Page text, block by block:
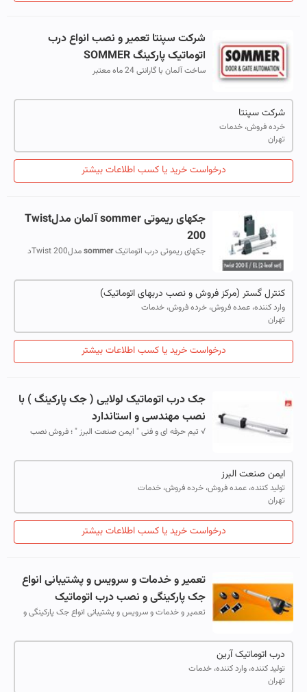
شرکت سپنتا تعمیر و نصب انواع درب
اتوماتیک پارکینگSOMMER
ساخت آلمان با گارانتی 24 ماه معتبر
شرکت سپنتا
خرده فروش، خدمات
تهران
درخواست خرید یا کسب اطلاعات بیشتر
جکهای ریموتیsommer
آلمان مدلTwist
200
جکهای ریموتی درب اتوماتیکsommer
مدلTwist 200د
کنترل گستر (مرکز فروش و نصب دربهای اتوماتیک)
وارد کننده، عمده فروش، خرده فروش، خدمات
تهران
درخواست خرید یا کسب اطلاعات بیشتر
جک درب اتوماتیک لولایی ( جک پارکینگ ) با
نصب مهندسی و استاندارد
√ تیم حرفه ای و فنی " ایمن صنعت البرز " ؛ فروش نصب
ایمن صنعت البرز
تولید کننده، عمده فروش، خرده فروش، خدمات
تهران
درخواست خرید یا کسب اطلاعات بیشتر
تعمیر و خدمات و سرویس و پشتیبانی انواع
جک پارکینگی و نصب درب اتوماتیک
تعمیر و خدمات و سرویس و پشتیبانی انواع جک پارکینگی و
درب اتوماتیک آرین
تولید کننده، وارد کننده، خدمات
تهران